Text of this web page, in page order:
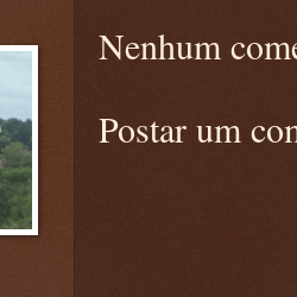
Nenhum
Postar um